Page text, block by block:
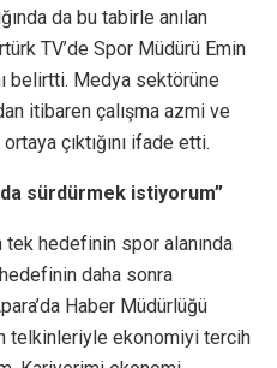
da bu tabirle anılan
TV’de Spor Müdürü Emin
belirtti. Medya sektörüne
itibaren çalışma azmi ve
çıktığını ifade etti.
sürdürmek istiyorum”
hedefinin spor alanında
daha sonra
Haber Müdürlüğü
telkinleriyle ekonomiyi tercih